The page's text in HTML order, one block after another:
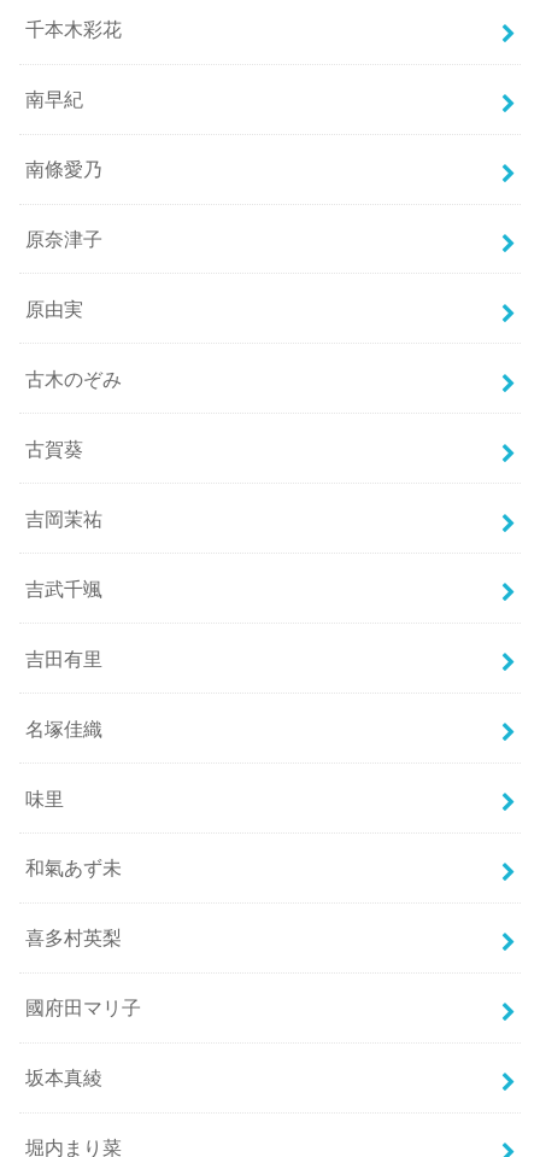
千本木彩花
南早紀
南條愛乃
原奈津子
原由実
古木のぞみ
古賀葵
吉岡茉祐
吉武千颯
吉田有里
名塚佳織
味里
和氣あず未
喜多村英梨
國府田マリ子
坂本真綾
堀内まり菜